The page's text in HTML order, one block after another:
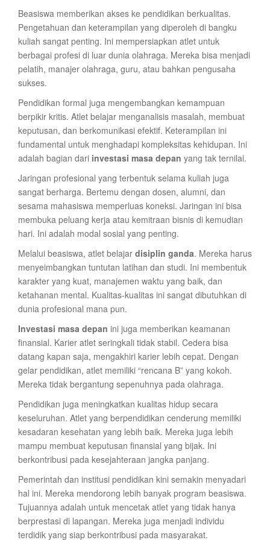
Beasiswa memberikan akses ke pendidikan berkualitas.
Pengetahuan dan keterampilan yang diperoleh di bangku
kuliah sangat penting. Ini mempersiapkan atlet untuk
berbagai profesi di luar dunia olahraga. Mereka bisa menjadi
pelatih, manajer olahraga, guru, atau bahkan pengusaha
sukses.
Pendidikan formal juga mengembangkan kemampuan
berpikir kritis. Atlet belajar menganalisis masalah, membuat
keputusan, dan berkomunikasi efektif. Keterampilan ini
fundamental untuk menghadapi kompleksitas kehidupan. Ini
adalah bagian dari investasi masa depan yang tak ternilai.
Jaringan profesional yang terbentuk selama kuliah juga
sangat berharga. Bertemu dengan dosen, alumni, dan
sesama mahasiswa memperluas koneksi. Jaringan ini bisa
membuka peluang kerja atau kemitraan bisnis di kemudian
hari. Ini adalah modal sosial yang penting.
Melalui beasiswa, atlet belajar disiplin ganda. Mereka harus
menyeimbangkan tuntutan latihan dan studi. Ini membentuk
karakter yang kuat, manajemen waktu yang baik, dan
ketahanan mental. Kualitas-kualitas ini sangat dibutuhkan di
dunia profesional mana pun.
Investasi masa depan ini juga memberikan keamanan
finansial. Karier atlet seringkali tidak stabil. Cedera bisa
datang kapan saja, mengakhiri karier lebih cepat. Dengan
gelar pendidikan, atlet memiliki “rencana B” yang kokoh.
Mereka tidak bergantung sepenuhnya pada olahraga.
Pendidikan juga meningkatkan kualitas hidup secara
keseluruhan. Atlet yang berpendidikan cenderung memiliki
kesadaran kesehatan yang lebih baik. Mereka juga lebih
mampu membuat keputusan finansial yang bijak. Ini
berkontribusi pada kesejahteraan jangka panjang.
Pemerintah dan institusi pendidikan kini semakin menyadari
hal ini. Mereka mendorong lebih banyak program beasiswa.
Tujuannya adalah untuk mencetak atlet yang tidak hanya
berprestasi di lapangan. Mereka juga menjadi individu
terdidik yang siap berkontribusi pada masyarakat.